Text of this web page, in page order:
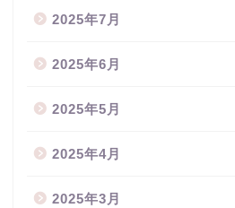
2025年7月
2025年6月
2025年5月
2025年4月
2025年3月